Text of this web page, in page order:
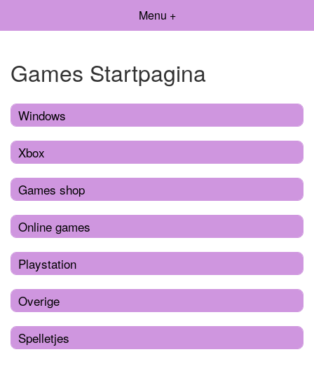
Menu +
Games Startpagina
Windows
Xbox
Games shop
Online games
Playstation
Overige
Spelletjes